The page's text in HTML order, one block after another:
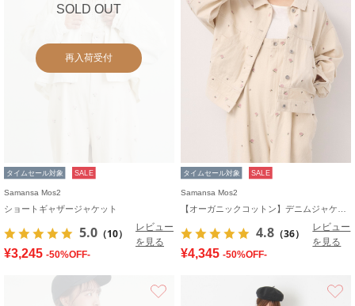
SOLD OUT
再入荷受付
タイムセール対象 SALE
Samansa Mos2
ショートギャザージャケット
5.0 （10）
レビュー
を見る
¥3,245 -50%OFF-
タイムセール対象 SALE
Samansa Mos2
4.8 （36）
レビュー
を見る
¥4,345 -50%OFF-